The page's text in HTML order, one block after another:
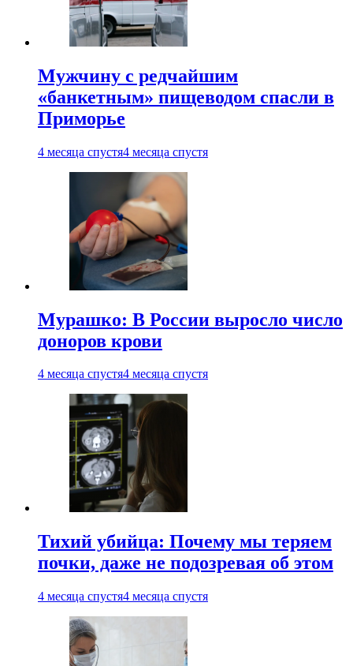
Мужчину с редчайшим
«банкетным» пищеводом спасли в
Приморье
4 месяца спустя4 месяца спустя
Мурашко: В России выросло число
доноров крови
4 месяца спустя4 месяца спустя
Тихий убийца: Почему мы теряем
почки, даже не подозревая об этом
4 месяца спустя4 месяца спустя